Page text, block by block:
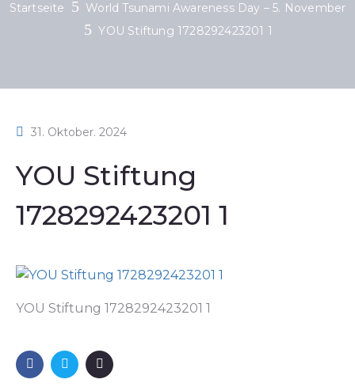
Startseite
World Tsunami Awareness Day – 5. November
YOU Stiftung 1728292423201 1
31. Oktober. 2024
YOU Stiftung
1728292423201 1
YOU Stiftung 1728292423201 1